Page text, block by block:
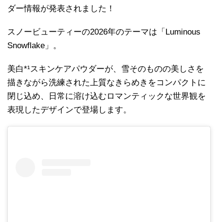
ダー情報が発表されました！
スノービューティーの2026年のテーマは「Luminous
Snowflake」。
美白*¹スキンケアパウダーが、雪そのものの美しさを
描きながら洗練された上質なきらめきをコンパクトに
閉じ込め、日常に溶け込むロマンティックな世界観を
表現したデザインで登場します。